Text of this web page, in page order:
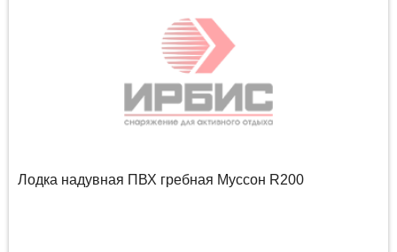
Лодка надувная ПВХ гребная Муссон R200